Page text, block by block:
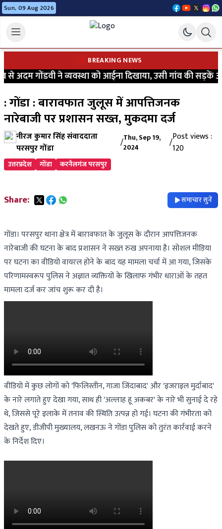
Sun, 09 Aug 2026
BREAKING NEWS
अदम गोंडवी ने व्यवस्था को आईना दिखाया, उसी गांव की सड़कें
: गोंडा : बारावफात जुलूस में आपत्तिजनक
नारेबाजी पर प्रशासन सख्त, मुकदमा दर्ज
नीरज कुमार सिंह संवाददाता
परसपुर गोंडा
/Thu, Sep 19,
2024
/Post views :
120
उत्तरप्रदेश गोंडा करनैलगंज परसपुर
Share: समाचार सुनें
गोंडा। परसपुर थाना क्षेत्र में बारावफात के जुलूस के दौरान आपत्तिजनक
नारेबाजी की घटना के बाद प्रशासन ने सख्त रुख अपनाया है। सोशल मीडिया
पर घटना का वीडियो वायरल होने के बाद यह मामला चर्चा में आ गया, जिसके
परिणामस्वरूप पुलिस ने अज्ञात व्यक्तियों के खिलाफ गंभीर धाराओं के तहत
मामला दर्ज कर जांच शुरू कर दी है।
वीडियो में कुछ लोगों को 'फिलिस्तीन, गाजा जिंदाबाद' और 'इजराइल मुर्दाबाद'
के नारे लगाते हुए देखा गया, साथ ही 'अल्लाह हू अकबर' के नारे भी सुनाई दे रहे
थे, जिससे पूरे इलाके में तनाव की स्थिति उत्पन्न हो गई। घटना की गंभीरता को
देखते हुए, डीजीपी मुख्यालय, लखनऊ ने गोंडा पुलिस को तुरंत कार्रवाई करने
के निर्देश दिए।